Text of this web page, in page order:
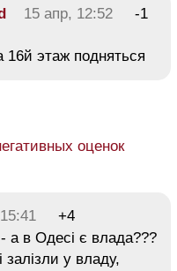
15 апр, 12:52 -1
16й этаж подняться
оценок
+4
а в Одесі є влада???
залізли у владу,